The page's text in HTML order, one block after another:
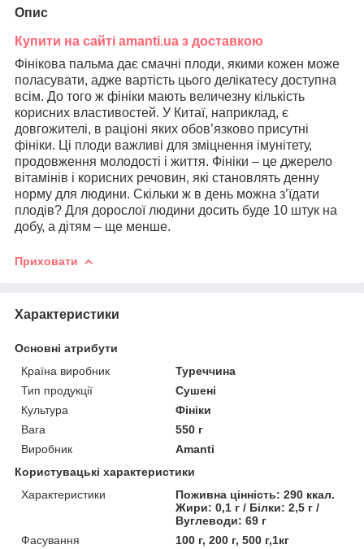
Опис
Купити на сайті amanti.ua з доставкою
Фінікова пальма дає смачні плоди, якими кожен може
поласувати, адже вартість цього делікатесу доступна
всім. До того ж фініки мають величезну кількість
корисних властивостей. У Китаї, наприклад, є
довгожителі, в раціоні яких обов’язково присутні
фініки. Ці плоди важливі для зміцнення імунітету,
продовження молодості і життя. Фініки – це джерело
вітамінів і корисних речовин, які становлять денну
норму для людини. Скільки ж в день можна з’їдати
плодів? Для дорослої людини досить буде 10 штук на
добу, а дітям – ще менше.
Приховати
Характеристики
Основні атрибути
Країна виробник
Туреччина
Тип продукції
Сушені
Культура
Фініки
Вага
550 г
Виробник
Amanti
Користувацькі характеристики
Характеристики
Поживна цінність: 290 ккал.
Жири: 0,1 г / Білки: 2,5 г /
Вуглеводи: 69 г
Фасування
100 г, 200 г, 500 г,1кг